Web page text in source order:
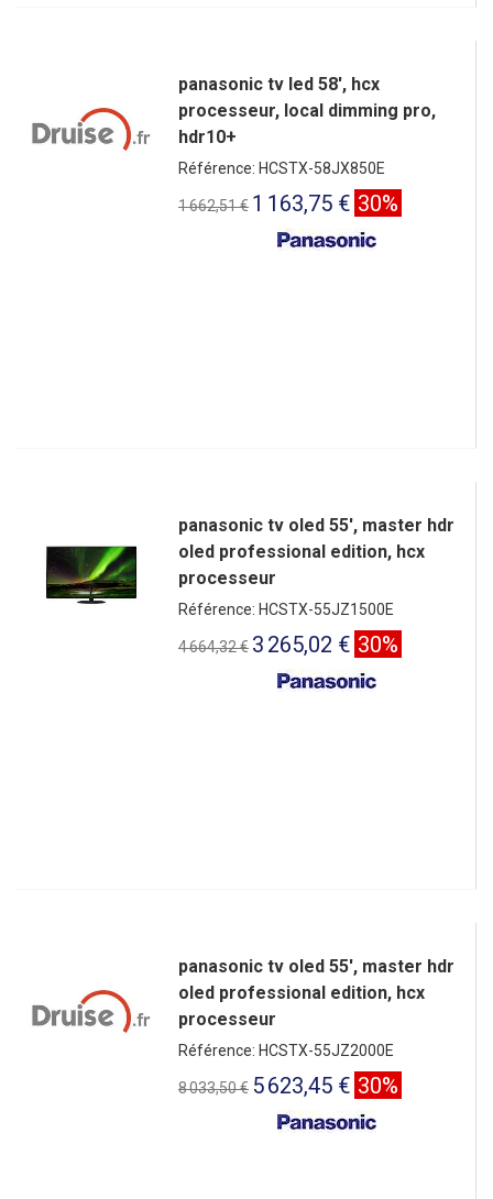
panasonic tv led 58', hcx
processeur, local dimming pro,
hdr10+
Référence: HCSTX-58JX850E
1 662,51 € 1 163,75 € 30%
panasonic tv oled 55', master hdr
oled professional edition, hcx
processeur
Référence: HCSTX-55JZ1500E
4 664,32 € 3 265,02 € 30%
panasonic tv oled 55', master hdr
oled professional edition, hcx
processeur
Référence: HCSTX-55JZ2000E
8 033,50 € 5 623,45 € 30%